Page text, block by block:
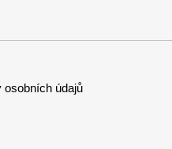
osobních údajů